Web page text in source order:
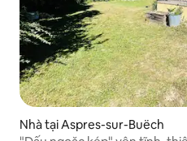
Nhà tại Aspres-sur-Buëch